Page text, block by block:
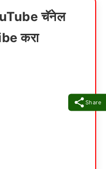
Share
चॅनेल
करा